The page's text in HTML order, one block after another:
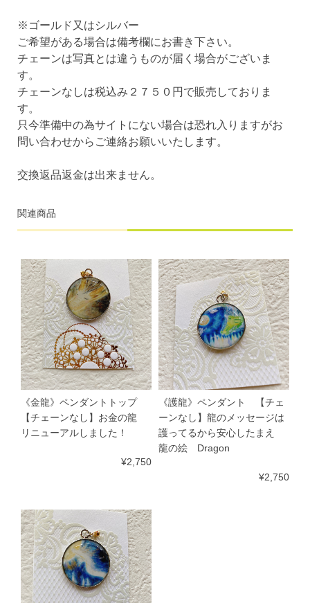
※ゴールド又はシルバー
ご希望がある場合は備考欄にお書き下さい。
チェーンは写真とは違うものが届く場合がございま
す。
チェーンなしは税込み２７５０円で販売しておりま
す。
只今準備中の為サイトにない場合は恐れ入りますがお
問い合わせからご連絡お願いいたします。
交換返品返金は出来ません。
関連商品
《金龍》ペンダントトップ
【チェーンなし】お金の龍
リニューアルしました！
¥2,750
《護龍》ペンダント 【チェ
ーンなし】龍のメッセージは
護ってるから安心したまえ
龍の絵 Dragon
¥2,750